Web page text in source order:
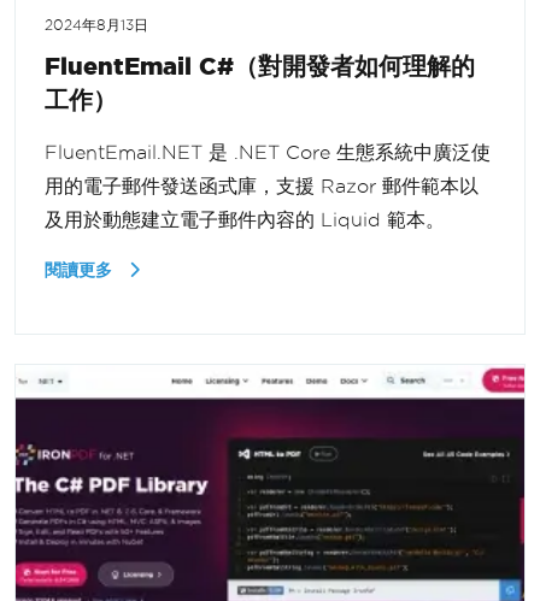
2024年8月13日
FluentEmail C#（對開發者如何理解的
工作）
FluentEmail.NET 是 .NET Core 生態系統中廣泛使
用的電子郵件發送函式庫，支援 Razor 郵件範本以
及用於動態建立電子郵件內容的 Liquid 範本。
閱讀更多